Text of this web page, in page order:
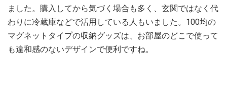
ました。購入してから気づく場合も多く、玄関ではなく代
わりに冷蔵庫などで活用している人もいました。100均の
マグネットタイプの収納グッズは、お部屋のどこで使って
も違和感のないデザインで便利ですね。